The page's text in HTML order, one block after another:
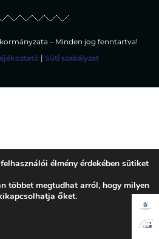
– Minden jog fenntartva!
| Süti szabályzat
élmény érdekében sütiket
többet megtudhat arról, hogy milyen
őket.